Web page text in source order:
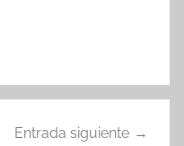
Entrada siguiente